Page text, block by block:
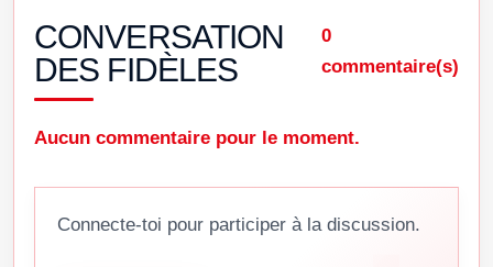
CONVERSATION
DES FIDÈLES
0
commentaire(s)
Aucun commentaire pour le moment.
Connecte-toi pour participer à la discussion.